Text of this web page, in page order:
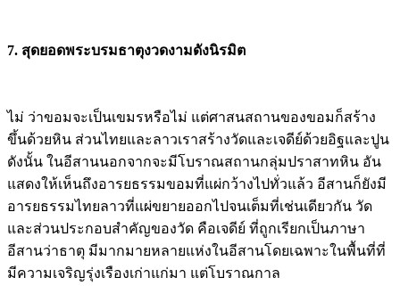
7. สุดยอดพระบรมธาตุงวดงามดังนิรมิต
ไม่ ว่าขอมจะเป็นเขมรหรือไม่ แต่ศาสนสถานของขอมก็สร้าง
ขึ้นด้วยหิน ส่วนไทยและลาวเราสร้างวัดและเจดีย์ด้วยอิฐและปูน
ดังนั้น ในอีสานนอกจากจะมีโบราณสถานกลุ่มปราสาทหิน อัน
แสดงให้เห็นถึงอารยธรรมขอมที่แผ่กว้างไปทั่วแล้ว อีสานก็ยังมี
อารยธรรมไทยลาวที่แผ่ขยายออกไปจนเต็มที่เช่นเดียวกัน วัด
และส่วนประกอบสำคัญของวัด คือเจดีย์ ที่ถูกเรียกเป็นภาษา
อีสานว่าธาตุ มีมากมายหลายแห่งในอีสานโดยเฉพาะในพื้นที่ที่
มีความเจริญรุ่งเรืองเก่าแก่มา แต่โบราณกาล